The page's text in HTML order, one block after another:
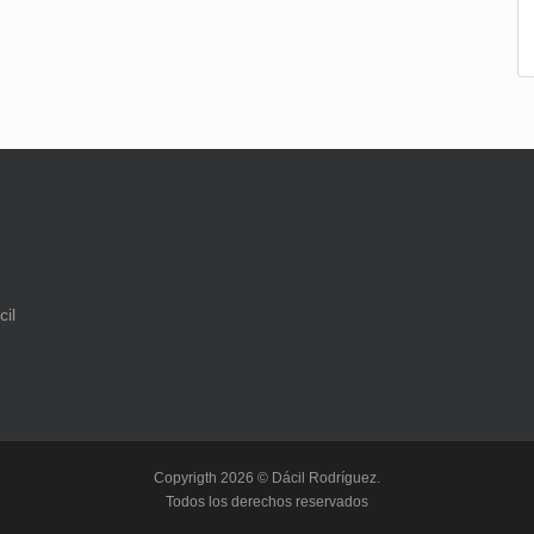
Copyrigth 2026 © Dácil Rodríguez.
Todos los derechos reservados